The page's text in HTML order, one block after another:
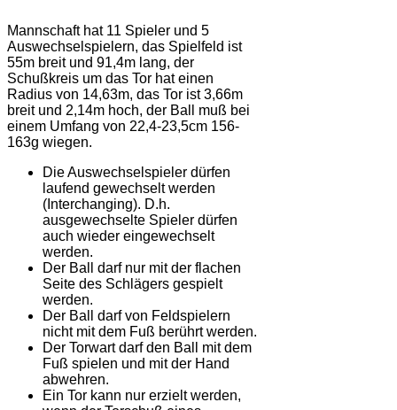
Mannschaft hat 11 Spieler und 5
Auswechselspielern, das Spielfeld ist
55m breit und 91,4m lang, der
Schußkreis um das Tor hat einen
Radius von 14,63m, das Tor ist 3,66m
breit und 2,14m hoch, der Ball muß bei
einem Umfang von 22,4-23,5cm 156-
163g wiegen.
Die Auswechselspieler dürfen
laufend gewechselt werden
(Interchanging). D.h.
ausgewechselte Spieler dürfen
auch wieder eingewechselt
werden.
Der Ball darf nur mit der flachen
Seite des Schlägers gespielt
werden.
Der Ball darf von Feldspielern
nicht mit dem Fuß berührt werden.
Der Torwart darf den Ball mit dem
Fuß spielen und mit der Hand
abwehren.
Ein Tor kann nur erzielt werden,